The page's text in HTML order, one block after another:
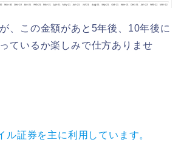
、この金額があと5年後、10年後に
ているか楽しみで仕方ありませ
ル証券を主に利用しています。